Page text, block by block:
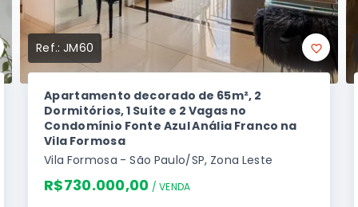
Ref.:JM60
Apartamento decorado de 65m², 2
Dormitórios, 1 Suíte e 2 Vagas no
Condomínio Fonte Azul Anália Franco na
Vila Formosa
Vila Formosa - São Paulo/SP, Zona Leste
R$730.000,00 / VENDA